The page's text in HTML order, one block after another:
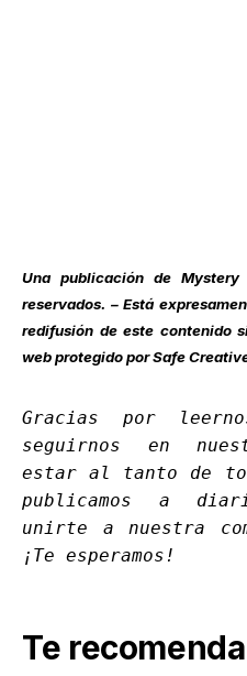
Una publicación de Mystery
reservados. – Está
redifusión de este contenido
web protegido por Safe
Gracias por
seguirnos en
estar al tanto de
publicamos a
unirte a nuestra
¡Te esperamos!
Te